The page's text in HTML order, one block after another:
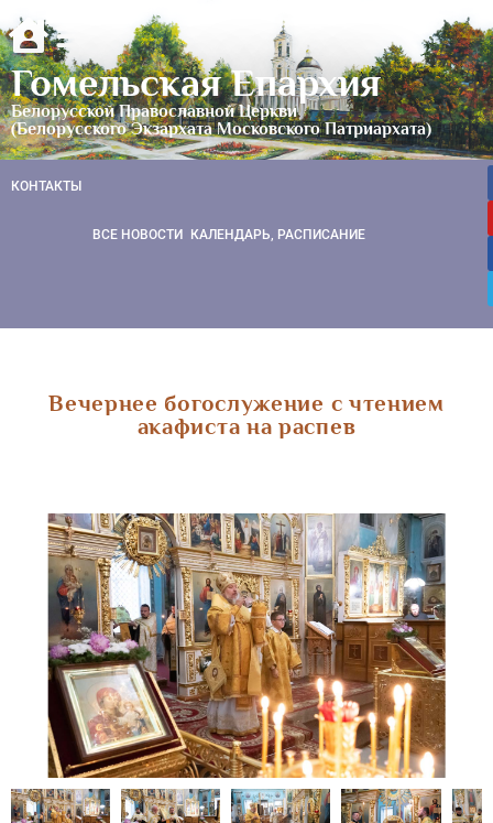
Гомельская Епархия
Белорусской Православной Церкви
(Белорусского Экзархата Московского Патриархата)
КОНТАКТЫ
ВСЕ НОВОСТИ КАЛЕНДАРЬ, РАСПИСАНИЕ
Вечернее богослужение с чтением
акафиста на распев